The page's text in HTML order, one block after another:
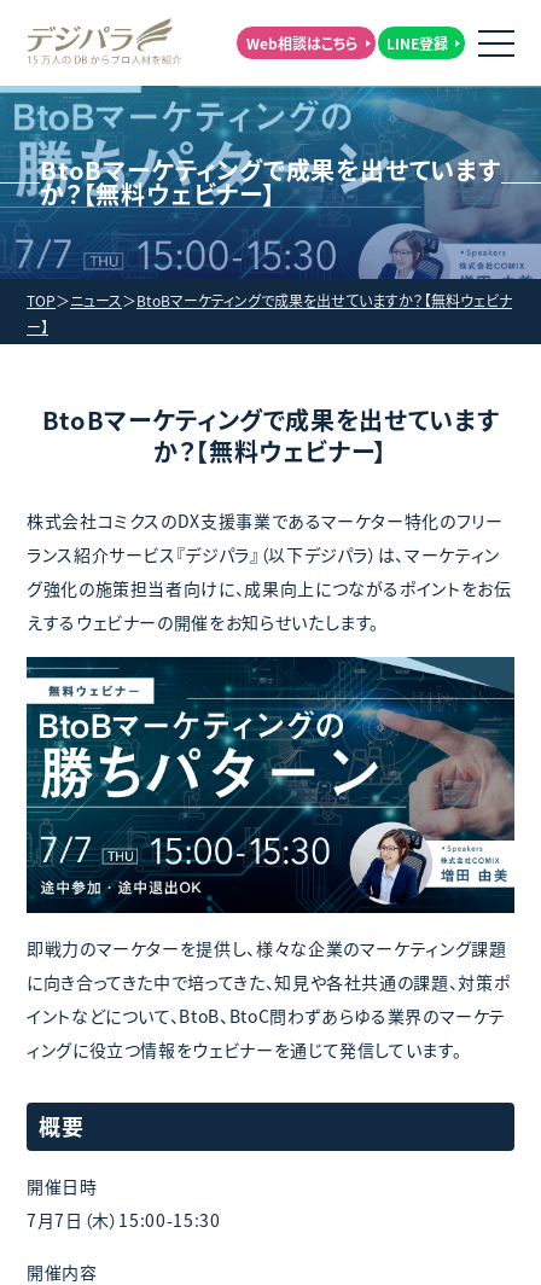
Web相談はこちら LINE登録
BtoBマーケティングで成果を出せています
か？【無料ウェビナー】
TOP ニュース
BtoBマーケティングで成果を出せていますか？【無料ウェビナ
ー】
BtoBマーケティングで成果を出せています
か？【無料ウェビナー】
株式会社コミクスのDX支援事業であるマーケター特化のフリー
ランス紹介サービス『デジパラ』（以下デジパラ）は、マーケティン
グ強化の施策担当者向けに、成果向上につながるポイントをお伝
えするウェビナーの開催をお知らせいたします。
即戦力のマーケターを提供し、様々な企業のマーケティング課題
に向き合ってきた中で培ってきた、知見や各社共通の課題、対策ポ
イントなどについて、BtoB、BtoC問わずあらゆる業界のマーケテ
ィングに役立つ情報をウェビナーを通じて発信しています。
概要
開催日時
7月7日（木）15:00-15:30
開催内容